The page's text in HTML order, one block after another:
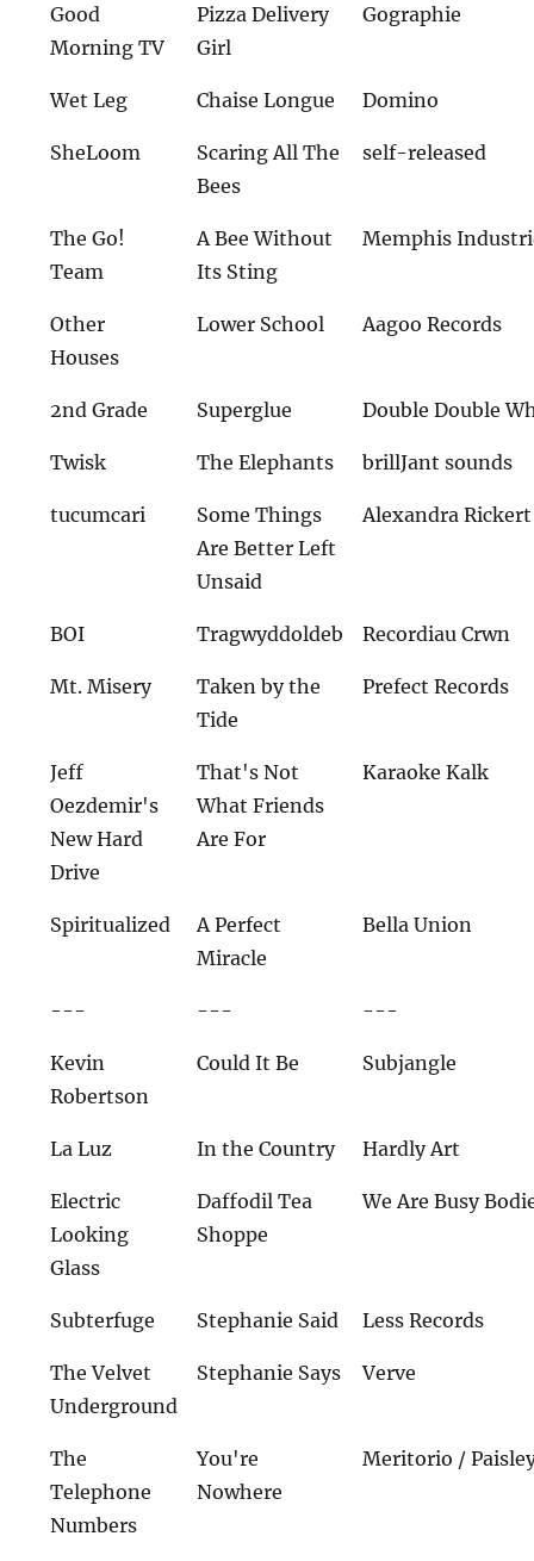
Good
Morning TV
Pizza Delivery
Girl
Gographie
Wet Leg Chaise Longue Domino
SheLoom
Scaring All The
Bees
self-released
The Go!
Team
A Bee Without
Its Sting
Memphis
Other
Houses
Lower School Aagoo Records
2nd Grade Superglue Double Double
Twisk The Elephants brillJant sounds
tucumcari
Some Things
Are Better Left
Unsaid
Alexandra Rickert
BOI Tragwyddoldeb Recordiau Crwn
Mt. Misery
Taken by the
Tide
Prefect Records
Jeff
Oezdemir's
New Hard
Drive
That's Not
What Friends
Are For
Karaoke Kalk
Spiritualized
A Perfect
Miracle
Bella Union
--- --- ---
Kevin
Robertson
Could It Be Subjangle
La Luz In the Country Hardly Art
Electric
Looking
Glass
Daffodil Tea
Shoppe
We Are Busy
Subterfuge Stephanie Said Less Records
The Velvet
Underground
Stephanie Says Verve
The
Telephone
Numbers
You're
Nowhere
Meritorio /